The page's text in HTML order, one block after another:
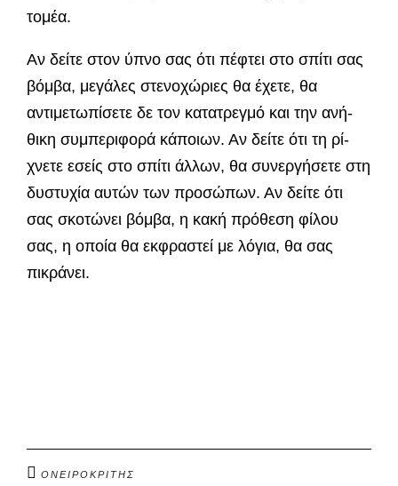
τομέα.
Αν δείτε στον ύπνο σας ότι πέφτει στο σπίτι σας
βόμβα, μεγάλες στενοχώριες θα έχετε, θα
αντιμετωπίσετε δε τον κατατρεγμό και την ανή­
θικη συμπεριφορά κάποιων. Αν δείτε ότι τη ρί­
χνετε εσείς στο σπίτι άλλων, θα συνεργήσετε στη
δυστυχία αυτών των προσώπων. Αν δείτε ότι
σας σκοτώνει βόμβα, η κακή πρόθεση φίλου
σας, η οποία θα εκφραστεί με λόγια, θα σας
πικράνει.
ΟΝΕΙΡΟΚΡΙΤΗΣ